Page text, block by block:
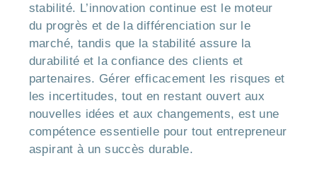
stabilité. L’innovation continue est le moteur
du progrès et de la différenciation sur le
marché, tandis que la stabilité assure la
durabilité et la confiance des clients et
partenaires. Gérer efficacement les risques et
les incertitudes, tout en restant ouvert aux
nouvelles idées et aux changements, est une
compétence essentielle pour tout entrepreneur
aspirant à un succès durable.